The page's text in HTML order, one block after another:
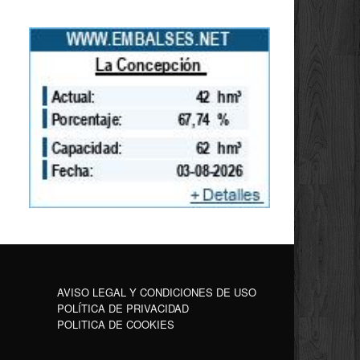
AVISO LEGAL Y CONDICIONES DE USO
POLÍTICA DE PRIVACIDAD
POLITICA DE COOKIES